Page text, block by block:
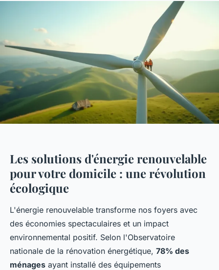
Les solutions d'énergie renouvelable
pour votre domicile : une révolution
écologique
L'énergie renouvelable transforme nos foyers avec
des économies spectaculaires et un impact
environnemental positif. Selon l'Observatoire
nationale de la rénovation énergétique, 78% des
ménages ayant installé des équipements